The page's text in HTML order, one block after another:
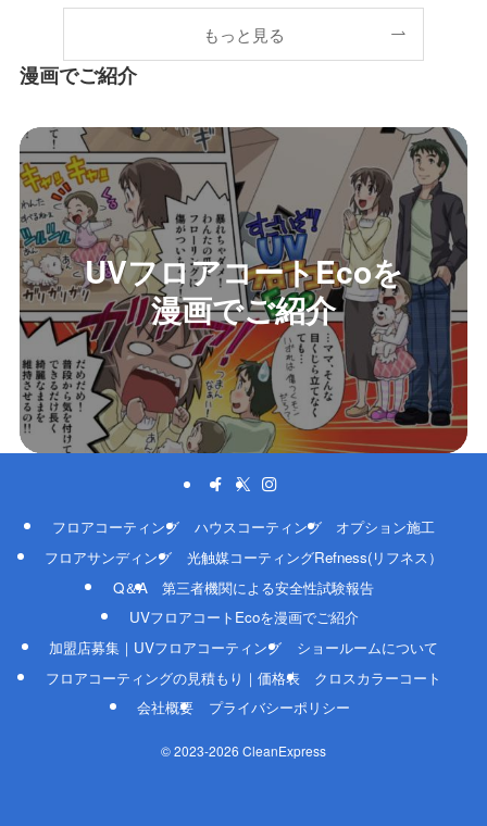
もっと見る
漫画でご紹介
UVフロアコートEcoを
漫画でご紹介
フロアコーティング ハウスコーティング
オプション施工
フロアサンディング
光触媒コーティングRefness(リフネス）
Q＆A
第三者機関による安全性試験報告
UVフロアコートEcoを漫画でご紹介
加盟店募集｜UVフロアコーティング
ショールームについて
フロアコーティングの見積もり｜価格表
クロスカラーコート
会社概要
プライバシーポリシー
©2023-2026 CleanExpress